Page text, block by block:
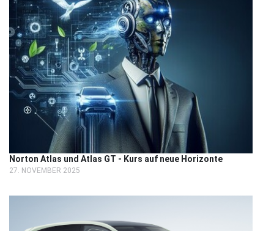
Norton Atlas und Atlas GT - Kurs auf neue Horizonte
27. NOVEMBER 2025